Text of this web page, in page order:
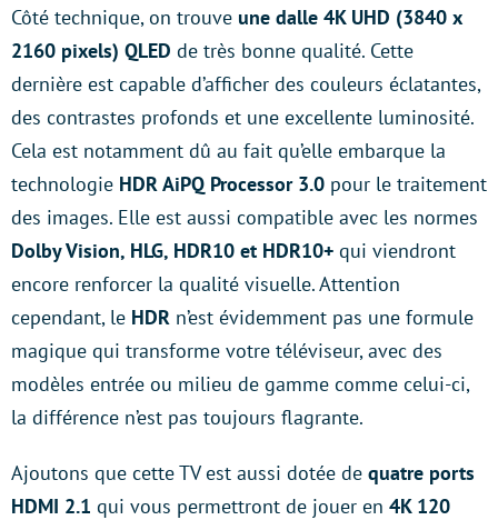
Côté technique, on trouve une dalle 4K UHD (3840 x
2160 pixels) QLED de très bonne qualité. Cette
dernière est capable d’afficher des couleurs éclatantes,
des contrastes profonds et une excellente luminosité.
Cela est notamment dû au fait qu’elle embarque la
technologie HDR AiPQ Processor 3.0 pour le traitement
des images. Elle est aussi compatible avec les normes
Dolby Vision, HLG, HDR10 et HDR10+ qui viendront
encore renforcer la qualité visuelle. Attention
cependant, le HDR n’est évidemment pas une formule
magique qui transforme votre téléviseur, avec des
modèles entrée ou milieu de gamme comme celui-ci,
la différence n’est pas toujours flagrante.
Ajoutons que cette TV est aussi dotée de quatre ports
HDMI 2.1 qui vous permettront de jouer en 4K 120